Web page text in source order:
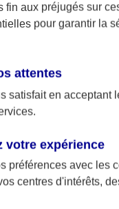
fin aux préjugés sur
pour garantir la
attentes
satisfait en acceptant
votre expérience
préférences avec les
centres d'intérêts,